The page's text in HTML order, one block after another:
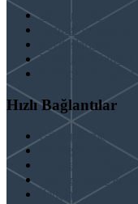
Hakkımızda
Hizmet Verdiğimiz
Paydaşlarımız
İş Birliği Teklifleri
Şartlar ve Koşullar
Hızlı Bağlantılar
Güçlendirme
Hizmetlerimiz
Test & Analiz &
İletişim